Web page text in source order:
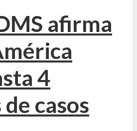
afirma
4
casos